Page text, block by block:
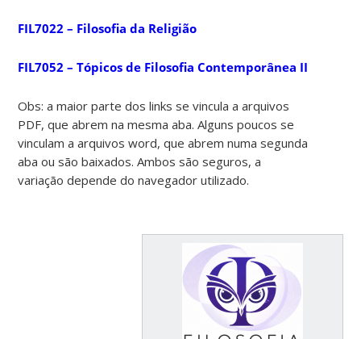
FIL7022 – Filosofia da Religião
FIL7052 – Tópicos de Filosofia Contemporânea II
Obs: a maior parte dos links se vincula a arquivos
PDF, que abrem na mesma aba. Alguns poucos se
vinculam a arquivos word, que abrem numa segunda
aba ou são baixados. Ambos são seguros, a
variação depende do navegador utilizado.